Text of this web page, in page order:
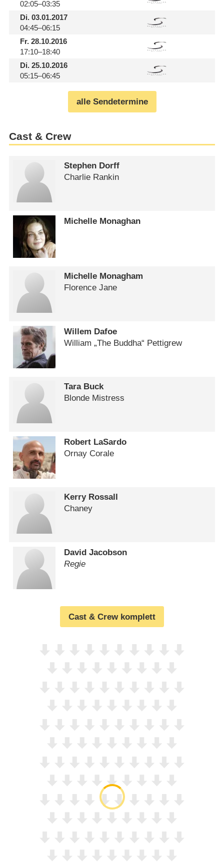
02:05–03:35
Di.03.01.2017
04:45–06:15
Fr.28.10.2016
17:10–18:40
Di.25.10.2016
05:15–06:45
alle Sendetermine
Cast & Crew
Stephen Dorff
Charlie Rankin
Michelle Monaghan
Michelle Monagham
Florence Jane
Willem Dafoe
William „The Buddha“ Pettigrew
Tara Buck
Blonde Mistress
Robert LaSardo
Ornay Corale
Kerry Rossall
Chaney
David Jacobson
Regie
Cast & Crew komplett